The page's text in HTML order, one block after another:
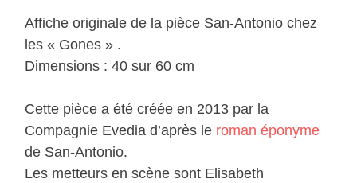
Affiche originale de la pièce San-Antonio chez
les « Gones » .
Dimensions : 40 sur 60 cm
Cette pièce a été créée en 2013 par la
Compagnie Evedia d’après le roman éponyme
de San-Antonio.
Les metteurs en scène sont Elisabeth